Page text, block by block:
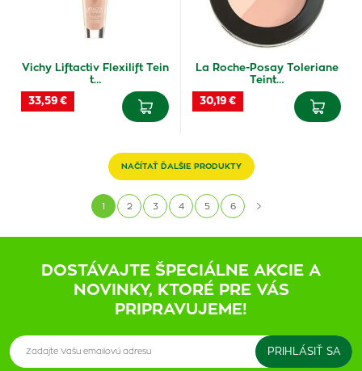
Vichy Liftactiv Flexilift Tein
t…
33,59 €
La Roche-Posay Toleriane
Teint…
30,19 €
NAČÍTAŤ ĎALŠIE PRODUKTY
1 2 3 4 5 6
DOSTÁVAJTE ŠPECIÁLNE AKCIE A
NOVINKY, KTORÉ PRE VÁS
PRIPRAVUJEME!